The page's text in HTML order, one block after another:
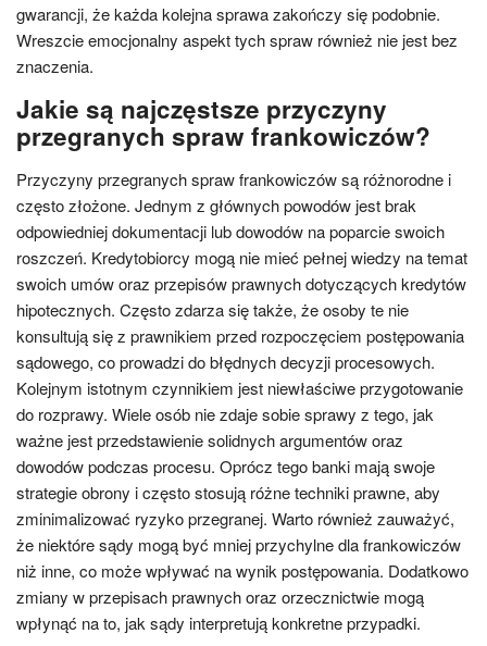
gwarancji, że każda kolejna sprawa zakończy się podobnie.
Wreszcie emocjonalny aspekt tych spraw również nie jest bez
znaczenia.
Jakie są najczęstsze przyczyny
przegranych spraw frankowiczów?
Przyczyny przegranych spraw frankowiczów są różnorodne i
często złożone. Jednym z głównych powodów jest brak
odpowiedniej dokumentacji lub dowodów na poparcie swoich
roszczeń. Kredytobiorcy mogą nie mieć pełnej wiedzy na temat
swoich umów oraz przepisów prawnych dotyczących kredytów
hipotecznych. Często zdarza się także, że osoby te nie
konsultują się z prawnikiem przed rozpoczęciem postępowania
sądowego, co prowadzi do błędnych decyzji procesowych.
Kolejnym istotnym czynnikiem jest niewłaściwe przygotowanie
do rozprawy. Wiele osób nie zdaje sobie sprawy z tego, jak
ważne jest przedstawienie solidnych argumentów oraz
dowodów podczas procesu. Oprócz tego banki mają swoje
strategie obrony i często stosują różne techniki prawne, aby
zminimalizować ryzyko przegranej. Warto również zauważyć,
że niektóre sądy mogą być mniej przychylne dla frankowiczów
niż inne, co może wpływać na wynik postępowania. Dodatkowo
zmiany w przepisach prawnych oraz orzecznictwie mogą
wpłynąć na to, jak sądy interpretują konkretne przypadki.